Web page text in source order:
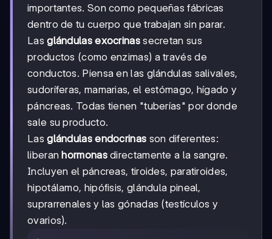
importantes. Son como pequeñas fábricas
dentro de tu cuerpo que trabajan sin parar.
Lasglándulas exocrinassecretan sus
productos (como enzimas) a través de
conductos. Piensa en las glándulas salivales,
sudoríferas, mamarias, el estómago, hígado y
páncreas. Todas tienen "tuberías" por donde
sale su producto.
Lasglándulas endocrinas son diferentes:
liberanhormonasdirectamente a la sangre.
Incluyen el páncreas, tiroides, paratiroides,
hipotálamo, hipófisis, glándula pineal,
suprarrenales y las gónadas (testículos y
ovarios).